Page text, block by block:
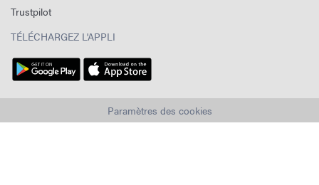
Trustpilot
TÉLÉCHARGEZ L'APPLI
Paramètres des cookies